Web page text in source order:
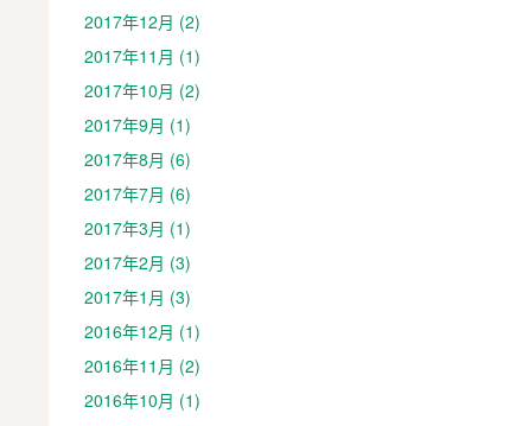
2017年12月 (2)
2017年11月 (1)
2017年10月 (2)
2017年9月 (1)
2017年8月 (6)
2017年7月 (6)
2017年3月 (1)
2017年2月 (3)
2017年1月 (3)
2016年12月 (1)
2016年11月 (2)
2016年10月 (1)